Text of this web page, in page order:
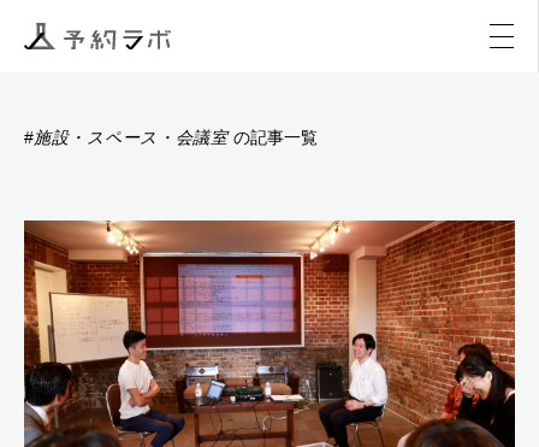
アクティビティ
#施設・スペース・会議室の記事一覧